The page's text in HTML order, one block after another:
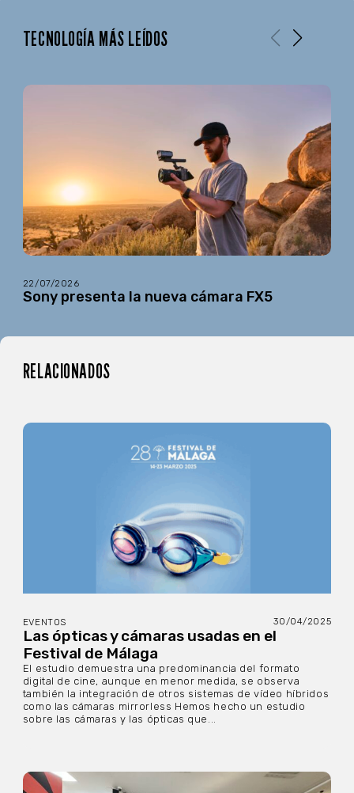
TECNOLOGÍA MÁS LEÍDOS
22/07/2026
Sony presenta la nueva cámara FX5
RELACIONADOS
EVENTOS 30/04/2025
Las ópticas y cámaras usadas en el
Festival de Málaga
El estudio demuestra una predominancia del formato
digital de cine, aunque en menor medida, se observa
también la integración de otros sistemas de vídeo híbridos
como las cámaras mirrorless Hemos hecho un estudio
sobre las cámaras y las ópticas que...